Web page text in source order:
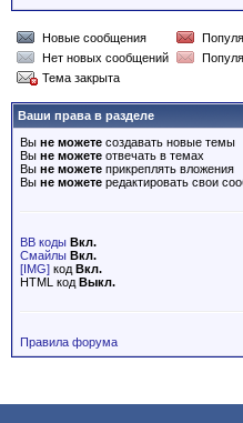
Новые сообщения
Нет новых сообщений
Тема закрыта
Ваши права в разделе
Вы не можете создавать новые темы
Вы не можете отвечать в темах
Вы не можете прикреплять вложения
Вы не можете редактировать свои
BB коды Вкл.
Смайлы Вкл.
[IMG] код Вкл.
HTML код Выкл.
Правила форума